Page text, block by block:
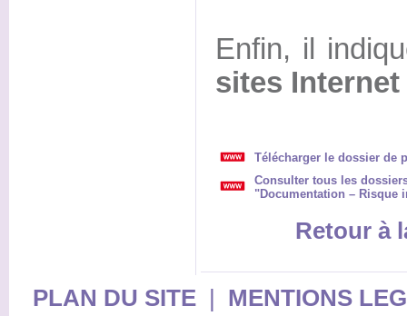
Enfin, il
sites
Télécharger le dossier de
Consulter tous les
"Documentation – Risque
Retour à
PLAN DU SITE| MENTIONS